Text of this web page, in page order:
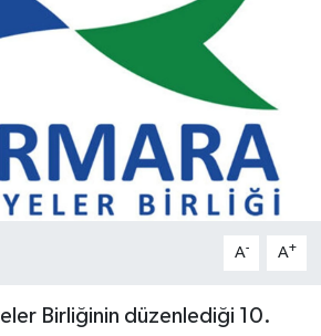
A- A+
Birliğinin düzenlediği 10.